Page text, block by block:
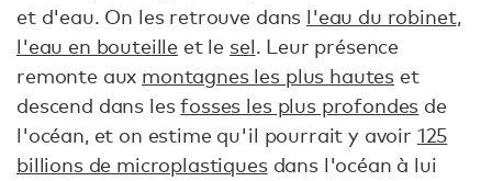
et d'eau. On les retrouve dans l'eau du robinet,
l'eau en bouteille et le sel. Leur présence
remonte aux montagnes les plus hautes et
descend dans lesfosses les plus profondes de
l'océan, et on estime qu'il pourrait y avoir 125
billions de microplastiquesdans l'océan à lui